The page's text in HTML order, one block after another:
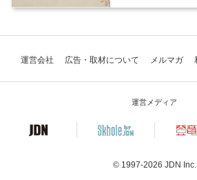
運営会社 広告・取材について メルマガ
運営メディア
© 1997-2026 JDN Inc.